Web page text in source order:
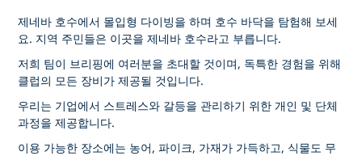
제네바 호수에서 몰입형 다이빙을 하며 호수 바닥을 탐험해 보세
요. 지역 주민들은 이곳을 제네바 호수라고 부릅니다.
저희 팀이 브리핑에 여러분을 초대할 것이며, 독특한 경험을 위해
클럽의 모든 장비가 제공될 것입니다.
우리는 기업에서 스트레스와 갈등을 관리하기 위한 개인 및 단체
과정을 제공합니다.
이용 가능한 장소에는 농어, 파이크, 가재가 가득하고, 식물도 무